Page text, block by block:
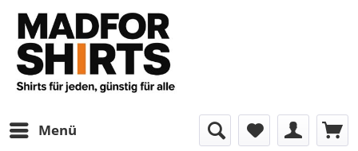
Menü